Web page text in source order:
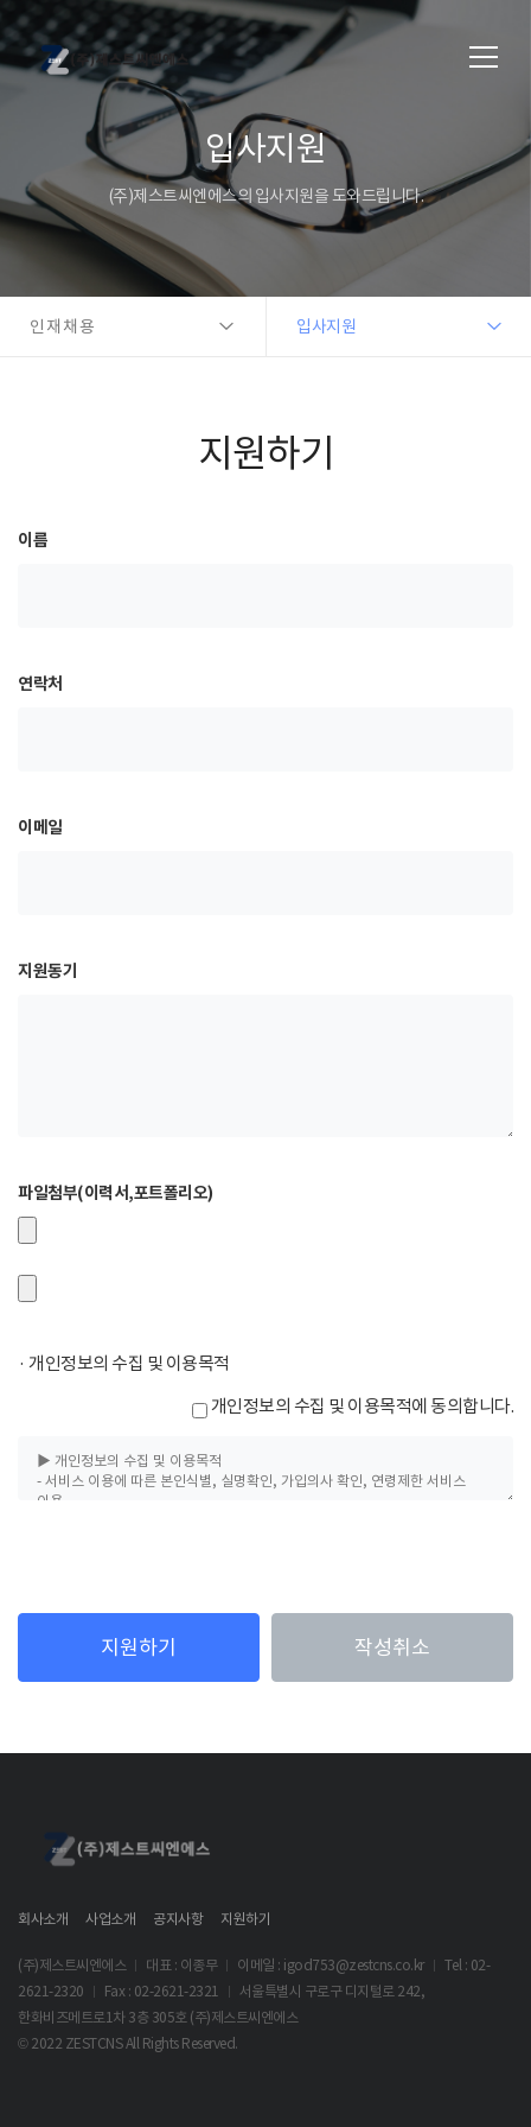
입사지원
(주)제스트씨엔에스의 입사지원을 도와드립니다.
인재채용 입사지원
지원하기
이름
연락처
이메일
지원동기
파일첨부(이력서,포트폴리오)
· 개인정보의 수집 및 이용목적
개인정보의 수집 및 이용목적에 동의합니다.
지원하기 작성취소
회사소개 사업소개 공지사항 지원하기
(주)제스트씨엔에스 대표 : 이종무 이메일 : igod753@zestcns.co.kr
Tel : 02-
2621-2320
Fax : 02-2621-2321
서울특별시 구로구 디지털로 242,
한화비즈메트로1차 3층 305호 (주)제스트씨엔에스
© 2022 ZESTCNS All Rights Reserved.